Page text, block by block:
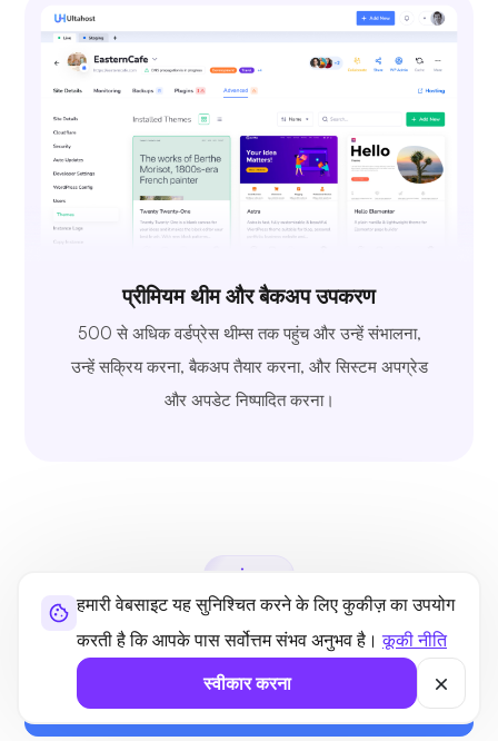
हमारी वेबसाइट यह सुनिश्चित करने के लिए कुकीज़ का उपयोग
करती है कि आपके पास सर्वोत्तम संभव अनुभव है।कूकी नीति
स्वीकार करना
प्रीमियम थीम और बैकअप उपकरण
500 से अधिक वर्डप्रेस थीम्स तक पहुंच और उन्हें संभालना,
उन्हें सक्रिय करना, बैकअप तैयार करना, और सिस्टम अपग्रेड
और अपडेट निष्पादित करना।
प्रशंसापत्र
विश्वसनीय वास्तविक समीक्षाएँ
सभी देखें